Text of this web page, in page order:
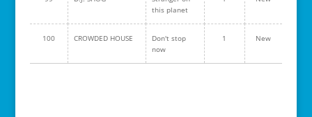
this planet
100 CROWDED HOUSE
Don't stop
now
1 New